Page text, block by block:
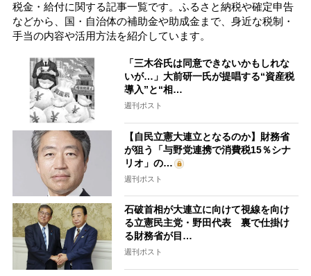
税金・給付に関する記事一覧です。ふるさと納税や確定申告
などから、国・自治体の補助金や助成金まで、身近な税制・
手当の内容や活用方法を紹介しています。
「三木谷氏は同意できないかもしれな
いが…」大前研一氏が提唱する“資産税
導入”と“相…
週刊ポスト
【自民立憲大連立となるのか】財務省
が狙う「与野党連携で消費税15％シナ
リオ」の…
週刊ポスト
石破首相が大連立に向けて視線を向け
る立憲民主党・野田代表 裏で仕掛け
る財務省が目…
週刊ポスト